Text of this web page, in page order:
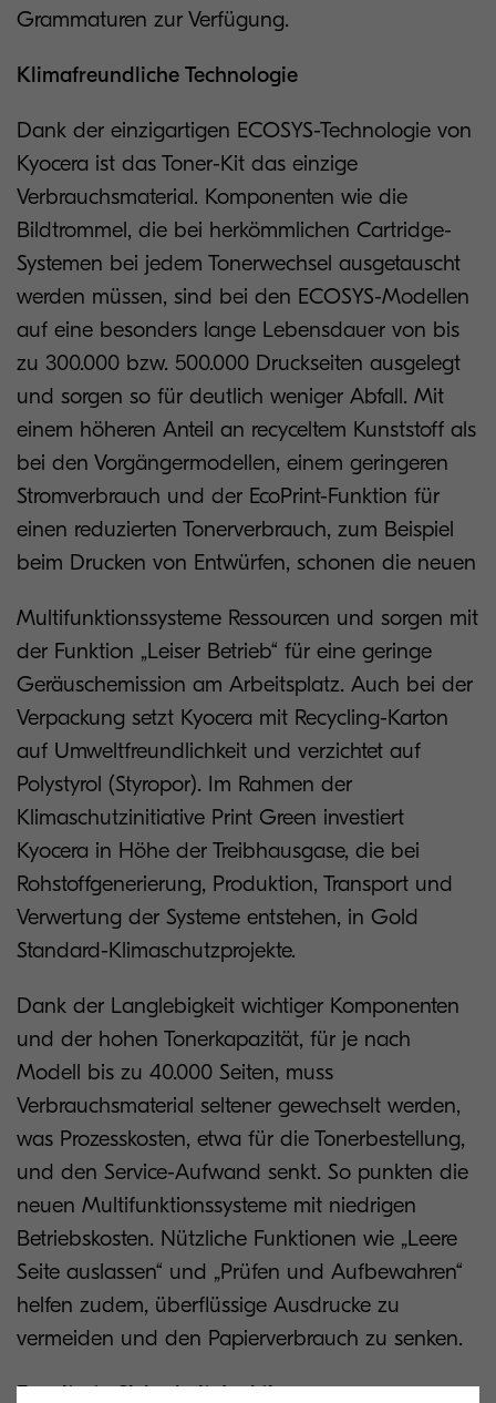
Grammaturen zur Verfügung.
Klimafreundliche Technologie
Dank der einzigartigen ECOSYS-Technologie von
Kyocera ist das Toner-Kit das einzige
Verbrauchsmaterial. Komponenten wie die
Bildtrommel, die bei herkömmlichen Cartridge-
Systemen bei jedem Tonerwechsel ausgetauscht
werden müssen, sind bei den ECOSYS-Modellen
auf eine besonders lange Lebensdauer von bis
zu 300.000 bzw. 500.000 Druckseiten ausgelegt
und sorgen so für deutlich weniger Abfall. Mit
einem höheren Anteil an recyceltem Kunststoff als
bei den Vorgängermodellen, einem geringeren
Stromverbrauch und der EcoPrint-Funktion für
einen reduzierten Tonerverbrauch, zum Beispiel
beim Drucken von Entwürfen, schonen die neuen
Multifunktionssysteme Ressourcen und sorgen mit
der Funktion „Leiser Betrieb“ für eine geringe
Geräuschemission am Arbeitsplatz. Auch bei der
Verpackung setzt Kyocera mit Recycling-Karton
auf Umweltfreundlichkeit und verzichtet auf
Polystyrol (Styropor). Im Rahmen der
Klimaschutzinitiative Print Green investiert
Kyocera in Höhe der Treibhausgase, die bei
Rohstoffgenerierung, Produktion, Transport und
Verwertung der Systeme entstehen, in Gold
Standard-Klimaschutzprojekte.
Dank der Langlebigkeit wichtiger Komponenten
und der hohen Tonerkapazität, für je nach
Modell bis zu 40.000 Seiten, muss
Verbrauchsmaterial seltener gewechselt werden,
was Prozesskosten, etwa für die Tonerbestellung,
und den Service-Aufwand senkt. So punkten die
neuen Multifunktionssysteme mit niedrigen
Betriebskosten. Nützliche Funktionen wie „Leere
Seite auslassen“ und „Prüfen und Aufbewahren“
helfen zudem, überflüssige Ausdrucke zu
vermeiden und den Papierverbrauch zu senken.
Erweiterte Sicherheitsfunktionen